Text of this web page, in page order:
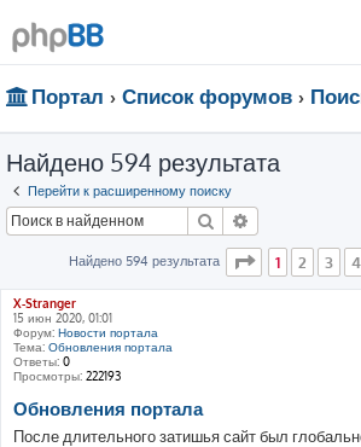
Портал Список форумов
Найдено 594 результата
Перейти к расширенному поиску
Поиск
Найдено 594 результата Страница из
1 2 3 4
X-Stranger
15 июн 2020, 01:01
Форум: Новости портала
Тема: Обновления портала
Ответы: 0
Просмотры: 222193
Обновления портала
После длительного затишья сайт был